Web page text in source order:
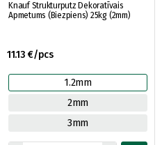
Knauf Strukturputz Dekoratīvais
Apmetums (Biezpiens) 25kg (2mm)
11.13 €/pcs
1.2mm
2mm
3mm